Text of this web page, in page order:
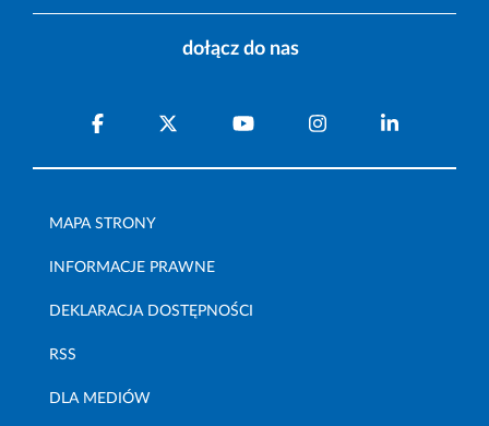
dołącz do nas
MAPA STRONY
INFORMACJE PRAWNE
DEKLARACJA DOSTĘPNOŚCI
RSS
DLA MEDIÓW